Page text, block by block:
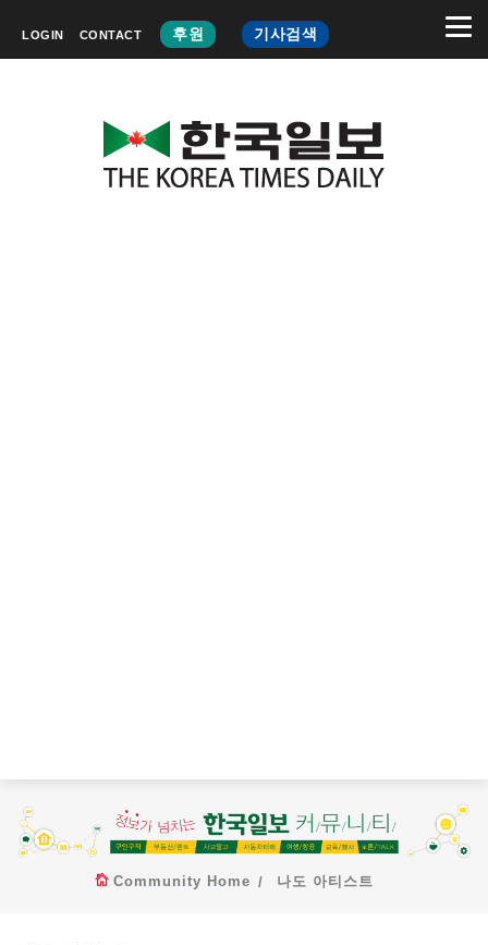
LOGIN CONTACT 후원 기사검색
Community Home 나도 아티스트